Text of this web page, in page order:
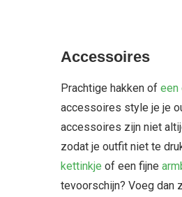
Accessoires
Prachtige hakken of een
accessoires style je je
accessoires zijn niet
zodat je outfit niet te
kettinkje of een fijne
tevoorschijn? Voeg